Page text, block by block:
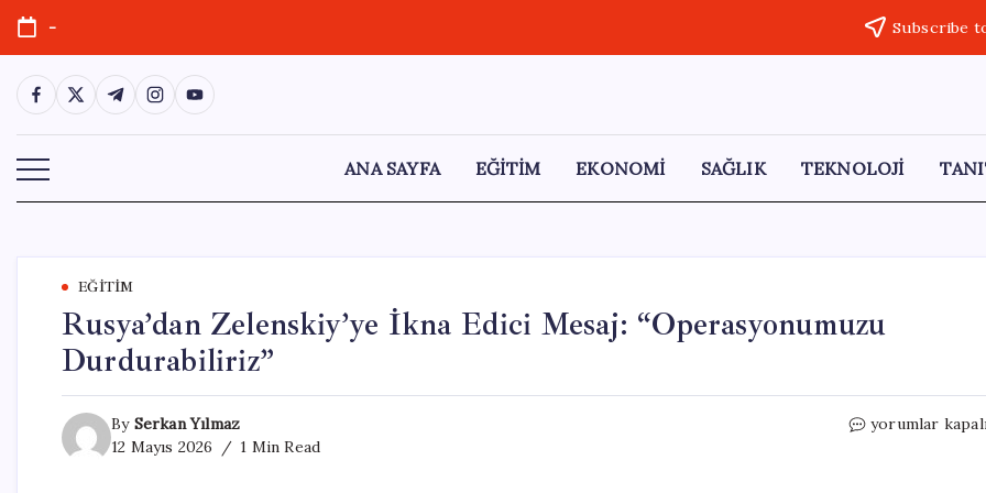
Skip
content
- Subscribe
https://www.facebook.com/
https://twitter.com/
https://t.me/
https://www.instagram.com/
https://youtube.com/
ANA SAYFA EĞİTİM EKONOMİ SAĞLIK TEKNOLOJİ
EĞITIM
Rusya’dan Zelenskiy’ye İkna Edici Mesaj: “Operasyonumuzu
Durdurabiliriz”
By Serkan Yılmaz
12 Mayıs 2026
1 Min Read
Rusya’dan
yorumlar